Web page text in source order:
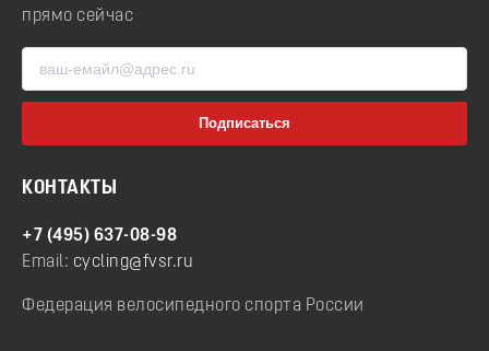
прямо сейчас
КОНТАКТЫ
+7 (495) 637-08-98
Email: cycling@fvsr.ru
Федерация велосипедного спорта России